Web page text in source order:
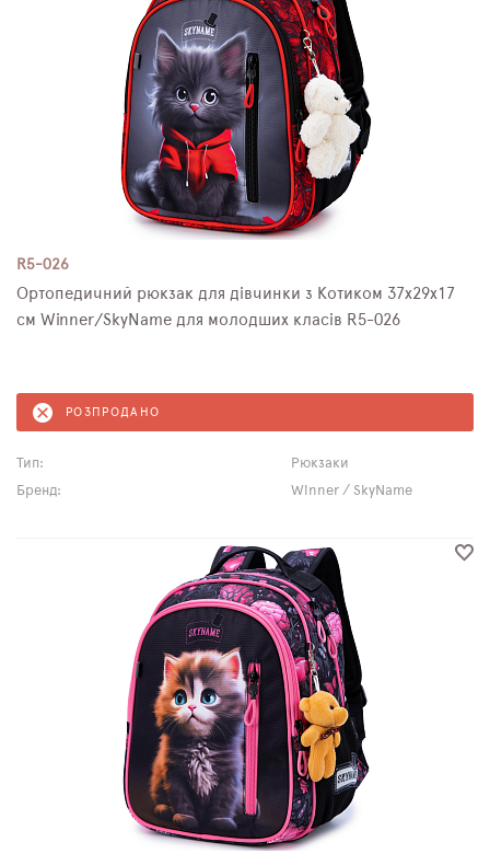
R5-026
Ортопедичний рюкзак для дівчинки з Котиком 37х29х17
см Winner/SkyName для молодших класів R5-026
РОЗПРОДАНО
Тип:
Рюкзаки
Бренд:
Winner / SkyName